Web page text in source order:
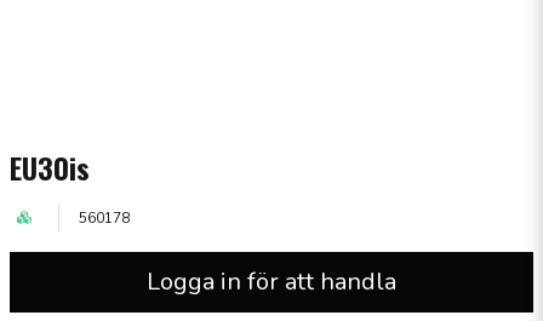
EU30is
560178
Logga in för att handla